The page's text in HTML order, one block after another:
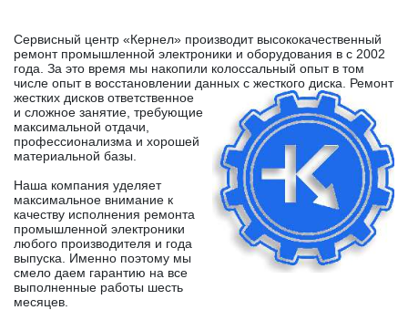
Сервисный центр «Кернел» производит высококачественный
ремонт промышленной электроники и оборудования в с 2002
года. За это время мы накопили колоссальный опыт в том
числе опыт в восстановлении данных с жесткого диска. Ремонт
жестких дисков ответственное
и сложное занятие, требующие
максимальной отдачи,
профессионализма и хорошей
материальной базы.
Наша компания уделяет
максимальное внимание к
качеству исполнения ремонта
промышленной электроники
любого производителя и года
выпуска. Именно поэтому мы
смело даем гарантию на все
выполненные работы шесть
месяцев.